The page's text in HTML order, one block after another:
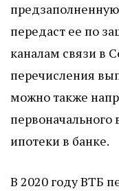
передаст ее по
каналам связи в
перечисления
можно также
ипотеки в банке.
В 2020 году ВТБ